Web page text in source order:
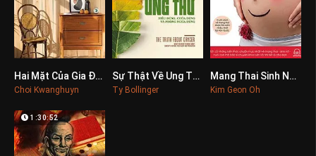
0Hai Mặt Của Gia Đình
Choi Kwanghuyn
0
Sự Thật Về Ung Thư
Ty Bollinger
0
Mang Thai Sinh Nở Và Nuôi Con Khỏe Mạnh
Kim Geon Oh
1:30:52